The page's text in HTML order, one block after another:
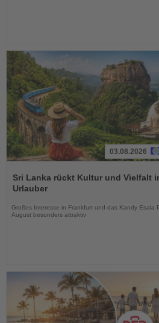
Sie
die
03.08.2026
Sri Lanka rückt Kultur und Vielfalt
Urlauber
Großes Interesse in Frankfurt und das Kandy Esala
August besonders attraktiv